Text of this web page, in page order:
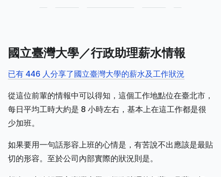
國立臺灣大學／行政助理薪水情報
已有 446 人分享了國立臺灣大學的薪水及工作狀況
從這位前輩的情報中可以得知，這個工作地點位在臺北市，
每日平均工時大約是 8 小時左右，基本上在這工作都是很
少加班。
如果要用一句話形容上班的心情是，有苦說不出應該是最貼
切的形容。至於公司內部實際的狀況則是。